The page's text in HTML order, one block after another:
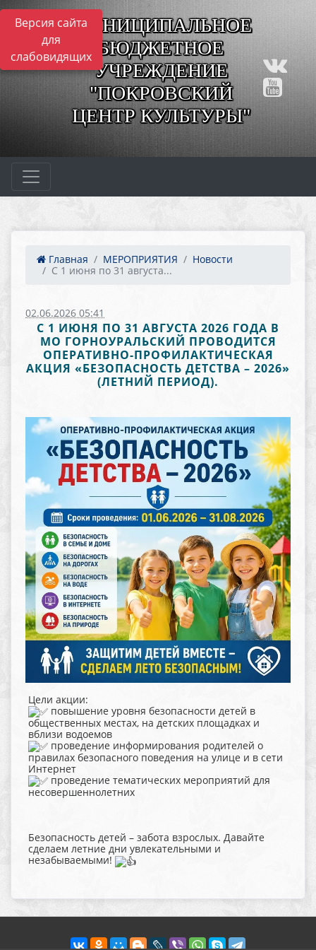
Версия сайта
для
слабовидящих
МУНИЦИПАЛЬНОЕ
БЮДЖЕТНОЕ
УЧРЕЖДЕНИЕ
"ПОКРОВСКИЙ
ЦЕНТР КУЛЬТУРЫ"
Главная МЕРОПРИЯТИЯ
Новости
С 1 июня по 31 августа...
02.06.2026 05:41
С 1 ИЮНЯ ПО 31 АВГУСТА 2026 ГОДА В
МО ГОРНОУРАЛЬСКИЙ ПРОВОДИТСЯ
ОПЕРАТИВНО-ПРОФИЛАКТИЧЕСКАЯ
АКЦИЯ «БЕЗОПАСНОСТЬ ДЕТСТВА – 2026»
(ЛЕТНИЙ ПЕРИОД).
Цели акции:
повышение уровня безопасности детей в
общественных местах, на детских площадках и
вблизи водоемов
проведение информирования родителей о
правилах безопасного поведения на улице и в сети
Интернет
проведение тематических мероприятий для
несовершеннолетних
Безопасность детей – забота взрослых. Давайте
сделаем летние дни увлекательными и
незабываемыми!